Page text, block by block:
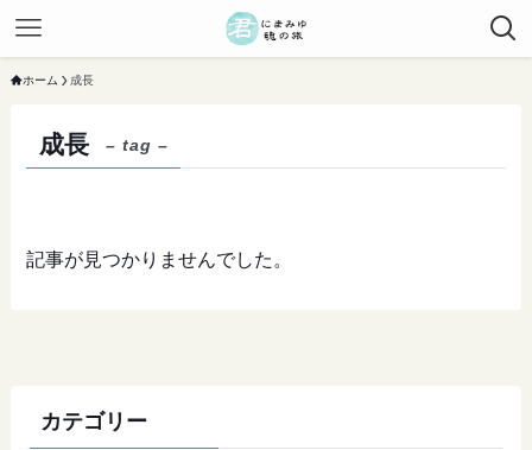
ホーム 成長
成長 – tag –
記事が見つかりませんでした。
カテゴリー